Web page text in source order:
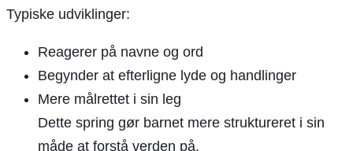
Typiske udviklinger:
Reagerer på navne og ord
Begynder at efterligne lyde og handlinger
Mere målrettet i sin leg
Dette spring gør barnet mere struktureret i sin
måde at forstå verden på.